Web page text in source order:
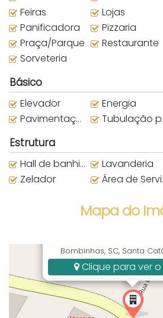
Feiras
Lojas
Panificadora
Pizzaria
Praça/Parque
Restaurante
Sorveteria
Básico
Elevador Energia
Pavimentação
Tubulação para água quente
Estrutura
Hall de banhistas Lavanderia
Zelador
Área de Serviço
Mapa do
Bombinhas, SC, Santa
Clique para ver o